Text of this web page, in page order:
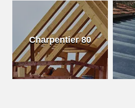
Charpentier 80